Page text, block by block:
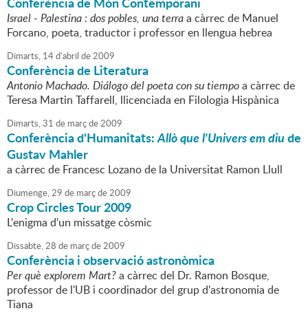
Israel - Palestina : dos pobles, una terraa càrrec de Manuel
Forcano, poeta, traductor i professor en llengua hebrea
Dimarts, 14d'abril de2009
Conferència de Literatura
Antonio Machado. Diálogo del poeta con su tiempoa càrrec de
Teresa Martin Taffarell, llicenciada en Filologia Hispànica
Dimarts,31 de marçde2009
Conferència d'Humanitats:Allò que l'Univers em diude
Gustav Mahler
a càrrec de Francesc Lozano de la Universitat Ramon Llull
Diumenge,29 de marçde2009
Crop Circles Tour 2009
L'enigma d'un missatge còsmic
Dissabte,28 de marçde2009
Conferència i observació astronòmica
Per què explorem Mart?a càrrec del Dr. Ramon Bosque,
professor de l'UB i coordinador del grup d'astronomia de
Tiana